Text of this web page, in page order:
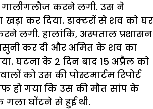
करने लगी. उस ने
खड़ा कर दिया. डाक्टरों से शव को घर
लगी. हालांकि, अस्पताल प्रशासन
कर दी और अमित के शव का
घटना के 2 दिन बाद 15 अप्रैल को
को उस की पोस्टमार्टम रिपोर्ट
हो गया कि उस की मौत सांप के
गला घोंटने से हुई थी.